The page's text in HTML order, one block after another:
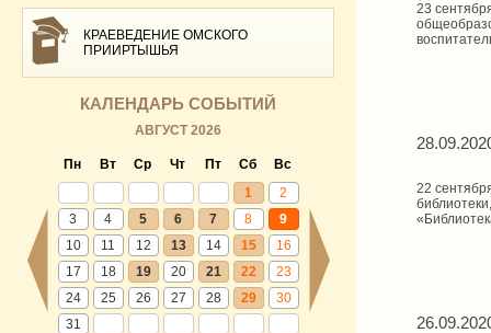
КРАЕВЕДЕНИЕ ОМСКОГО
ПРИИРТЫШЬЯ
КАЛЕНДАРЬ СОБЫТИЙ
АВГУСТ 2026
Пн Вт Ср Чт Пт Сб
Вс
1
2
3
4 5 6 7 8
9
10
11 12 13 14 15
16
17
18 19 20 21 22
23
24
25 26 27 28 29
30
31
23
22